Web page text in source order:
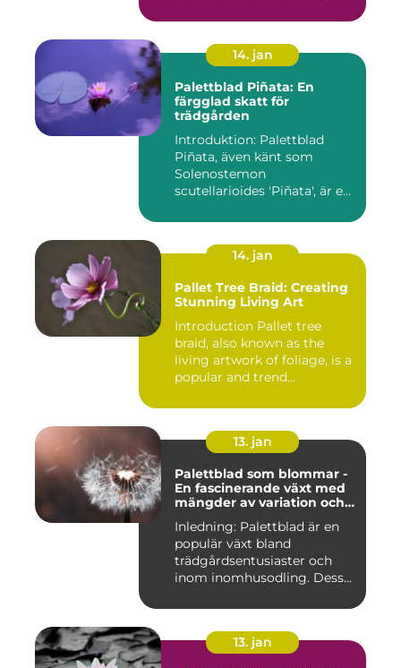
14. jan
Palettblad Piñata: En
färgglad skatt för
trädgården
Introduktion: Palettblad
Piñata, även känt som
Solenostemon
scutellarioides 'Piñata', är en
14. jan
Pallet Tree Braid: Creating
Stunning Living Art
Introduction Pallet tree
braid, also known as the
living artwork of foliage, is a
popular and trend...
13. jan
Palettblad som blommar -
En fascinerande växt med
mängder av variation och
Inledning: Palettblad är en
populär växt bland
trädgårdsentusiaster och
inom inomhusodling. Dess
13. jan